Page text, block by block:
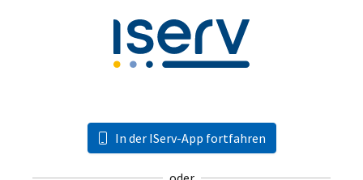
In der IServ-App fortfahren